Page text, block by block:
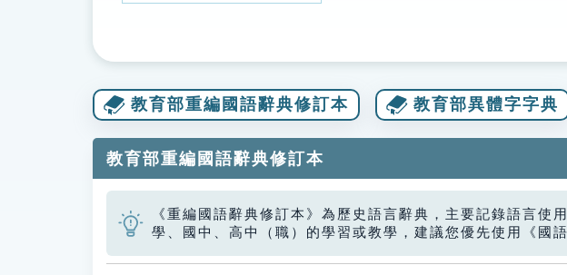
教育部重編國語辭典修訂本 教育部異體字字典
教育部重編國語辭典修訂本
《重編國語辭典修訂本》為歷史語言辭典，主要記錄語言使
學、國中、高中（職）的學習或教學，建議您優先使用《國